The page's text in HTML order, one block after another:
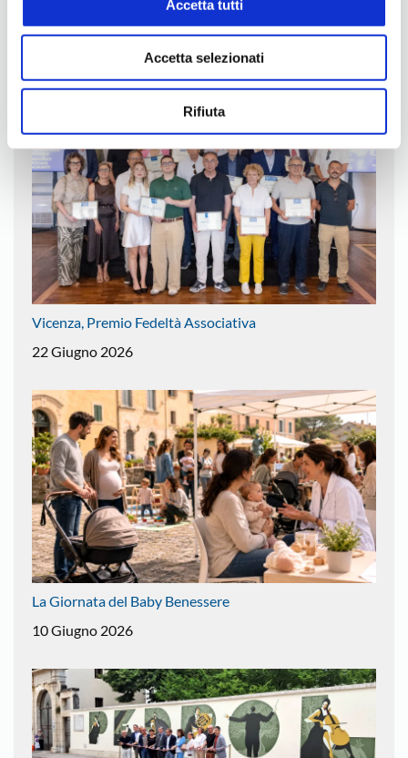
Accetta tutti
Accetta selezionati
Rifiuta
Vicenza, Premio Fedeltà Associativa
22 Giugno 2026
La Giornata del Baby Benessere
10 Giugno 2026